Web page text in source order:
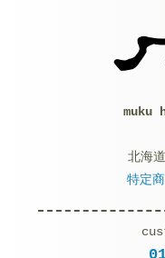
muku
北海
特定